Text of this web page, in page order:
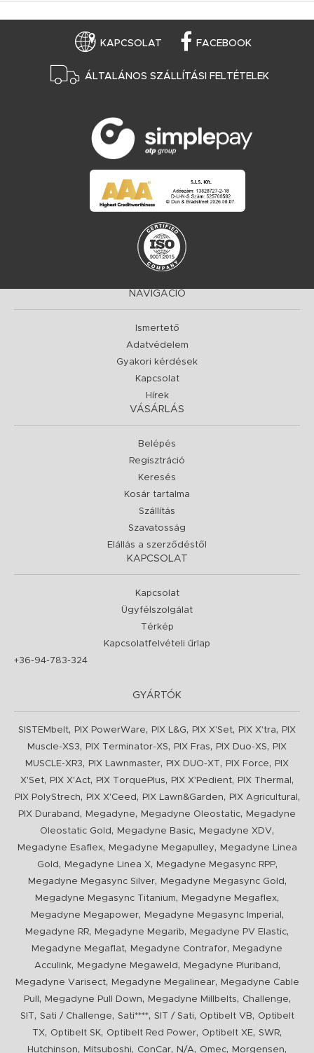
KAPCSOLAT FACEBOOK
ÁLTALÁNOS SZÁLLÍTÁSI FELTÉTELEK
NAVIGÁCIÓ
Ismertető
Adatvédelem
Gyakori kérdések
Kapcsolat
Hírek
VÁSÁRLÁS
Belépés
Regisztráció
Keresés
Kosár tartalma
Szállítás
Szavatosság
Elállás a szerződéstől
KAPCSOLAT
Kapcsolat
Ügyfélszolgálat
Térkép
Kapcsolatfelvételi űrlap
+36-94-783-324
GYÁRTÓK
SISTEMbelt, PIX PowerWare, PIX L&G, PIX X'Set, PIX X'tra,
PIX
Muscle-XS3, PIX Terminator-XS, PIX Fras, PIX Duo-XS,
PIX
MUSCLE-XR3, PIX Lawnmaster, PIX DUO-XT, PIX Force,
PIX
X'Set, PIX X'Act, PIX TorquePlus, PIX X'Pedient, PIX Thermal ,
PIX PolyStrech, PIX X'Ceed , PIX Lawn&Garden, PIX Agricultural ,
PIX Duraband , Megadyne, Megadyne Oleostatic,
Megadyne
Oleostatic Gold , Megadyne Basic, Megadyne XDV,
Megadyne Esaflex, Megadyne Megapulley,
Megadyne Linea
Gold , Megadyne Linea X, Megadyne Megasync RPP,
Megadyne Megasync Silver, Megadyne Megasync Gold ,
Megadyne Megasync Titanium, Megadyne Megaflex,
Megadyne Megapower, Megadyne Megasync Imperial ,
Megadyne RR, Megadyne Megarib, Megadyne PV Elastic,
Megadyne Megaflat, Megadyne Contrafor,
Megadyne
Acculink, Megadyne Megaweld , Megadyne Pluriband ,
Megadyne Varisect, Megadyne Megalinear,
Megadyne Cable
Pull
, Megadyne Pull Down, Megadyne Millbelts, Challenge,
SIT, Sati / Challenge, Sati****, SIT / Sati, Optibelt VB, Optibelt
TX, Optibelt SK, Optibelt Red Power, Optibelt XE, SWR,
Hutchinson, Mitsuboshi, ConCar, N/A, Omec, Morgensen,